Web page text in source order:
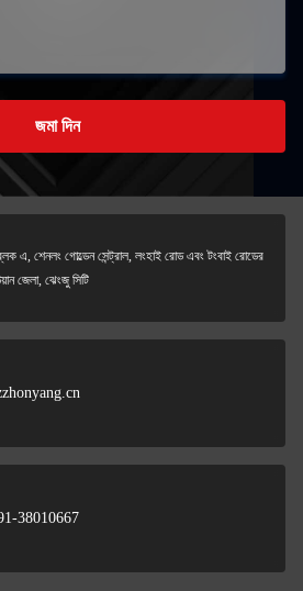
জমা দিন
এ, শেনলং গোল্ডেন সেন্ট্রাল, লংহাই রোড এবং টংবাই রোডের
জেলা, ঝেংজু সিটি
38010667